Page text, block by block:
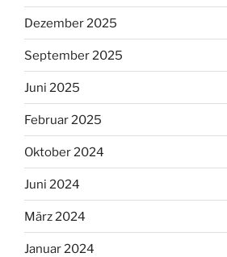
Dezember 2025
September 2025
Juni 2025
Februar 2025
Oktober 2024
Juni 2024
März 2024
Januar 2024